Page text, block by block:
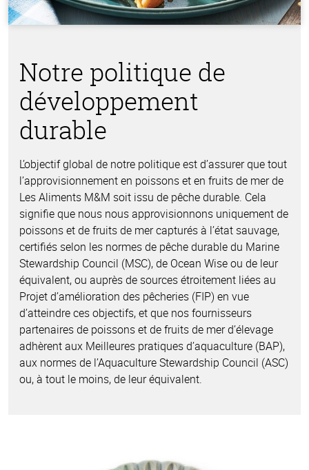
Notre politique de
développement
durable
L’objectif global de notre politique est d’assurer que tout
l’approvisionnement en poissons et en fruits de mer de
Les Aliments M&M soit issu de pêche durable. Cela
signifie que nous nous approvisionnons uniquement de
poissons et de fruits de mer capturés à l’état sauvage,
certifiés selon les normes de pêche durable du Marine
Stewardship Council (MSC), de Ocean Wise ou de leur
équivalent, ou auprès de sources étroitement liées au
Projet d’amélioration des pêcheries (FIP) en vue
d’atteindre ces objectifs, et que nos fournisseurs
partenaires de poissons et de fruits de mer d’élevage
adhèrent aux Meilleures pratiques d’aquaculture (BAP),
aux normes de l’Aquaculture Stewardship Council (ASC)
ou, à tout le moins, de leur équivalent.